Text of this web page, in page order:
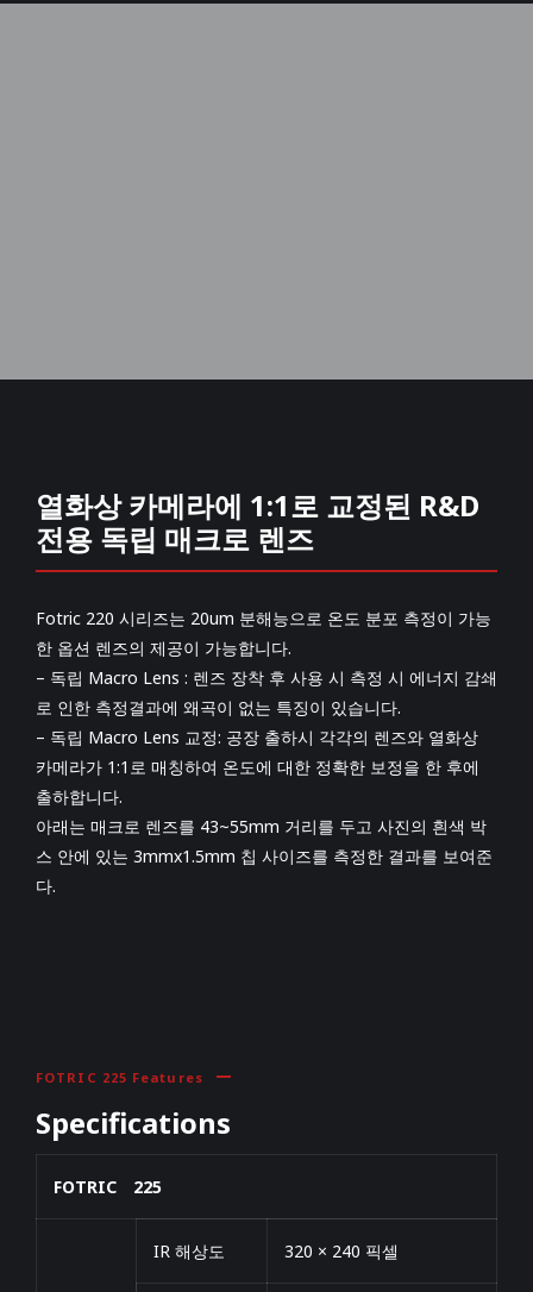
열화상 카메라에 1:1로 교정된 R&D
전용 독립 매크로 렌즈
Fotric 220 시리즈는 20um 분해능으로 온도 분포 측정이 가능
한 옵션 렌즈의 제공이 가능합니다.
– 독립 Macro Lens : 렌즈 장착 후 사용 시 측정 시 에너지 감쇄
로 인한 측정결과에 왜곡이 없는 특징이 있습니다.
– 독립 Macro Lens 교정: 공장 출하시 각각의 렌즈와 열화상
카메라가 1:1로 매칭하여 온도에 대한 정확한 보정을 한 후에
출하합니다.
아래는 매크로 렌즈를 43~55mm 거리를 두고 사진의 흰색 박
스 안에 있는 3mmx1.5mm 칩 사이즈를 측정한 결과를 보여준
다.
FOTRIC 225 Features
Specifications
FOTRIC 225
IR 해상도 320 × 240 픽셀